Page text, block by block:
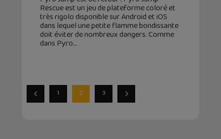
Rescue est un jeu de plateforme coloré et
très rigolo disponible sur Android et iOS
dans lequel une petite flamme bondissante
doit éviter de nombreux dangers. Comme
dans Pyro
1 2 3